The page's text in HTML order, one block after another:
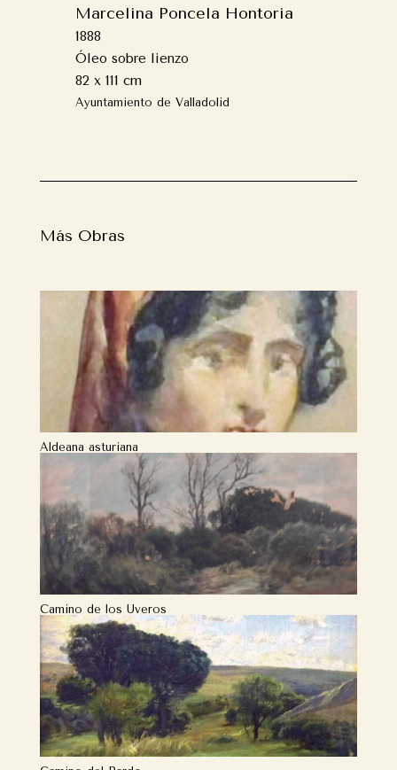
Marcelina Poncela Hontoria
1888
Óleo sobre lienzo
82 x 111 cm
Ayuntamiento de Valladolid
Más Obras
Aldeana asturiana
Camino de los Uveros